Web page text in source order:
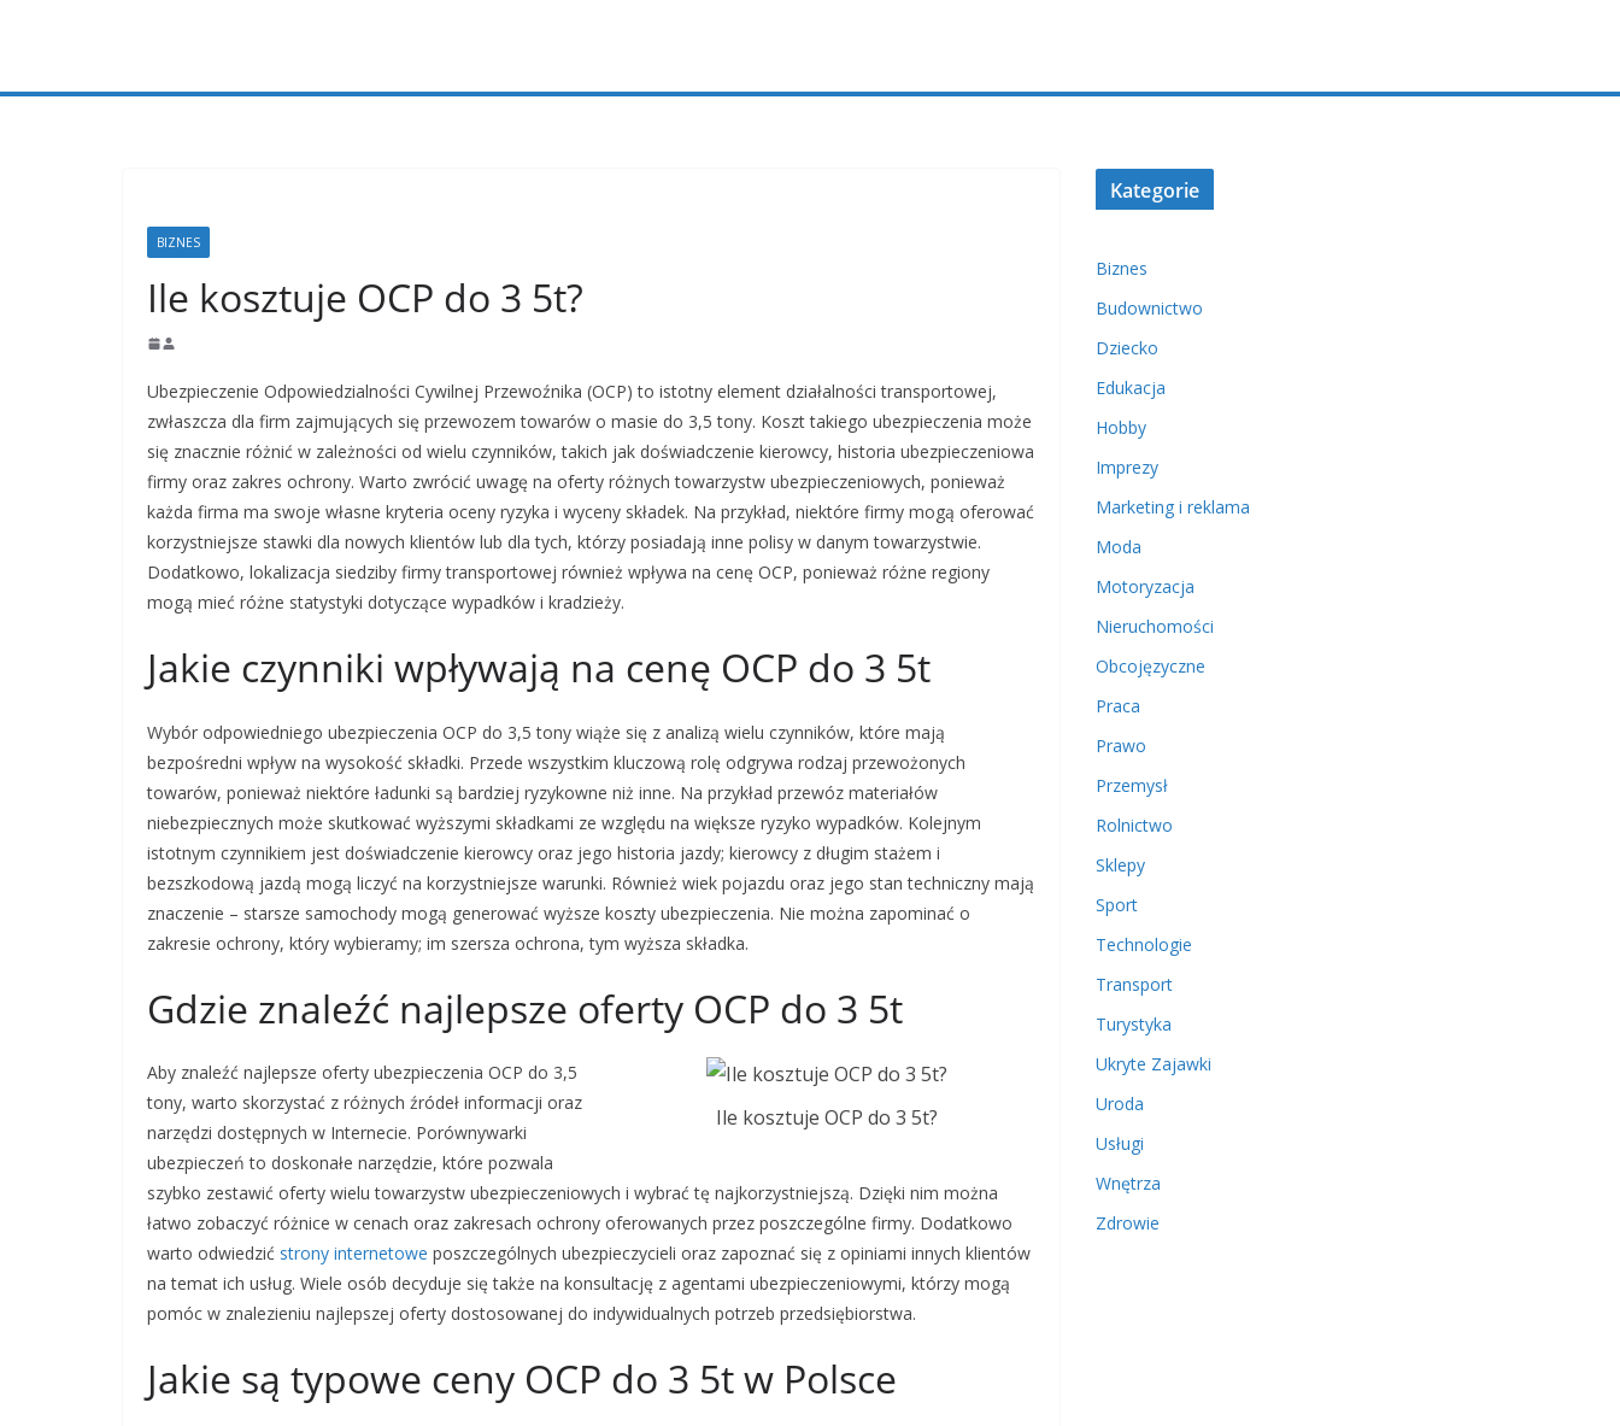
BIZNES
Ile kosztuje OCP do 3 5t?
Ubezpieczenie Odpowiedzialności Cywilnej Przewoźnika (OCP) to istotny element działalności transportowej,
zwłaszcza dla firm zajmujących się przewozem towarów o masie do 3,5 tony. Koszt takiego ubezpieczenia może
się znacznie różnić w zależności od wielu czynników, takich jak doświadczenie kierowcy, historia ubezpieczeniowa
firmy oraz zakres ochrony. Warto zwrócić uwagę na oferty różnych towarzystw ubezpieczeniowych, ponieważ
każda firma ma swoje własne kryteria oceny ryzyka i wyceny składek. Na przykład, niektóre firmy mogą oferować
korzystniejsze stawki dla nowych klientów lub dla tych, którzy posiadają inne polisy w danym towarzystwie.
Dodatkowo, lokalizacja siedziby firmy transportowej również wpływa na cenę OCP, ponieważ różne regiony
mogą mieć różne statystyki dotyczące wypadków i kradzieży.
Jakie czynniki wpływają na cenę OCP do 3 5t
Wybór odpowiedniego ubezpieczenia OCP do 3,5 tony wiąże się z analizą wielu czynników, które mają
bezpośredni wpływ na wysokość składki. Przede wszystkim kluczową rolę odgrywa rodzaj przewożonych
towarów, ponieważ niektóre ładunki są bardziej ryzykowne niż inne. Na przykład przewóz materiałów
niebezpiecznych może skutkować wyższymi składkami ze względu na większe ryzyko wypadków. Kolejnym
istotnym czynnikiem jest doświadczenie kierowcy oraz jego historia jazdy; kierowcy z długim stażem i
bezszkodową jazdą mogą liczyć na korzystniejsze warunki. Również wiek pojazdu oraz jego stan techniczny mają
znaczenie – starsze samochody mogą generować wyższe koszty ubezpieczenia. Nie można zapominać o
zakresie ochrony, który wybieramy; im szersza ochrona, tym wyższa składka.
Gdzie znaleźć najlepsze oferty OCP do 3 5t
Ile kosztuje OCP do 3 5t?
Aby znaleźć najlepsze oferty ubezpieczenia OCP do 3,5
tony, warto skorzystać z różnych źródeł informacji oraz
narzędzi dostępnych w Internecie. Porównywarki
ubezpieczeń to doskonałe narzędzie, które pozwala
szybko zestawić oferty wielu towarzystw ubezpieczeniowych i wybrać tę najkorzystniejszą. Dzięki nim można
łatwo zobaczyć różnice w cenach oraz zakresach ochrony oferowanych przez poszczególne firmy. Dodatkowo
warto odwiedzić strony internetowe poszczególnych ubezpieczycieli oraz zapoznać się z opiniami innych klientów
na temat ich usług. Wiele osób decyduje się także na konsultację z agentami ubezpieczeniowymi, którzy mogą
pomóc w znalezieniu najlepszej oferty dostosowanej do indywidualnych potrzeb przedsiębiorstwa.
Jakie są typowe ceny OCP do 3 5t w Polsce
Kategorie
Biznes
Budownictwo
Dziecko
Edukacja
Hobby
Imprezy
Marketing i reklama
Moda
Motoryzacja
Nieruchomości
Obcojęzyczne
Praca
Prawo
Przemysł
Rolnictwo
Sklepy
Sport
Technologie
Transport
Turystyka
Ukryte Zajawki
Uroda
Usługi
Wnętrza
Zdrowie